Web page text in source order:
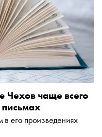
Чехов чаще всего
письмах
его произведениях